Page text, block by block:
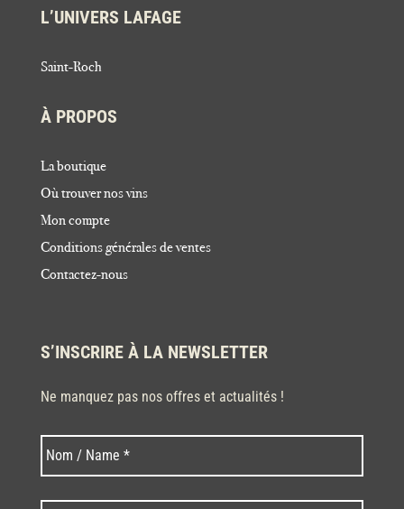
L’UNIVERS LAFAGE
Saint-Roch
À PROPOS
La boutique
Où trouver nos vins
Mon compte
Conditions générales de ventes
Contactez-nous
S’INSCRIRE À LA NEWSLETTER
Ne manquez pas nos offres et actualités !
Nom * Nom